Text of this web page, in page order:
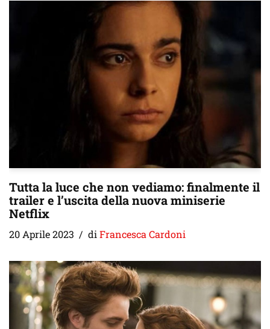
Tutta la luce che non vediamo: finalmente il
trailer e l’uscita della nuova miniserie
Netflix
20 Aprile 2023 diFrancesca Cardoni